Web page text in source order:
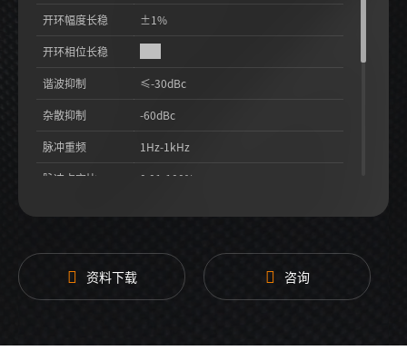
开环幅度长稳 ±1%
开环相位长稳
谐波抑制 ≤-30dBc
杂散抑制 -60dBc
脉冲重频 1Hz-1kHz
脉冲占空比 0.01-100%
冷却方式
更多参数 请电联我司获取详细技术规格书
资料下载 咨询